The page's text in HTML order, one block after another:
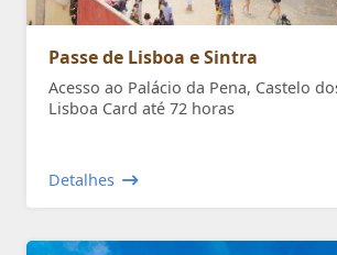
Passe de Lisboa e Sintra
Acesso ao Palácio da Pena, Castelo
Lisboa Card até 72 horas
Detalhes